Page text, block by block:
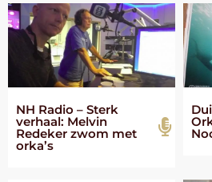
NH Radio – Sterk
verhaal: Melvin
Redeker zwom met
orka’s